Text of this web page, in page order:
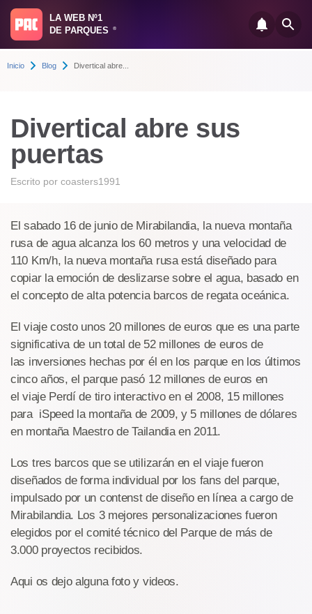
LA WEB Nº1
DE PARQUES
®
Inicio Blog Divertical abre...
Divertical abre sus
puertas
Escrito por coasters1991
El sabado 16 de junio de Mirabilandia, la nueva montaña
rusa de agua alcanza los 60 metros y una velocidad de
110 Km/h, la nueva montaña rusa está diseñado para
copiar la emoción de deslizarse sobre el agua, basado en
el concepto de alta potencia barcos de regata oceánica.
El viaje costo unos 20 millones de euros que es una parte
significativa de un total de 52 millones de euros de
las inversiones hechas por él en los parque en los últimos
cinco años, el parque pasó 12 millones de euros en
el viaje Perdí de tiro interactivo en el 2008, 15 millones
para iSpeed la ​​montaña de 2009, y 5 millones de dólares
en montaña Maestro de Tailandia en 2011.
Los tres barcos que se utilizarán en el viaje fueron
diseñados de forma individual por los fans del parque,
impulsado por un contenst de diseño en línea a cargo de
Mirabilandia. Los 3 mejores personalizaciones fueron
elegidos por el comité técnico del Parque de más de
3.000 proyectos recibidos.
Aqui os dejo alguna foto y videos.